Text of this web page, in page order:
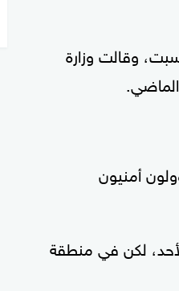
وقالت وزارة
الماضي.
أمنيون
لكن في منطقة